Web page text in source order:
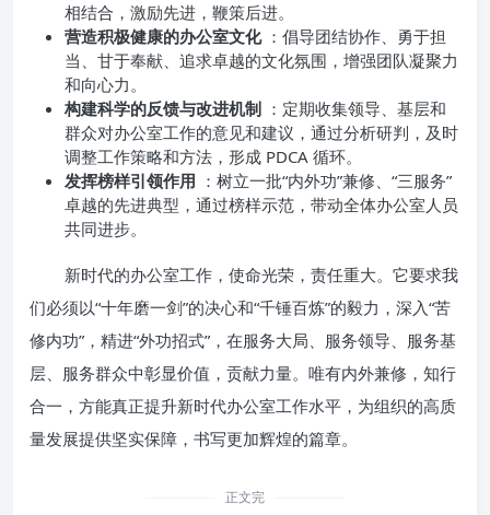
相结合，激励先进，鞭策后进。
营造积极健康的办公室文化 ：倡导团结协作、勇于担
当、甘于奉献、追求卓越的文化氛围，增强团队凝聚力
和向心力。
构建科学的反馈与改进机制 ：定期收集领导、基层和
群众对办公室工作的意见和建议，通过分析研判，及时
调整工作策略和方法，形成 PDCA 循环。
发挥榜样引领作用 ：树立一批“内外功”兼修、“三服务”
卓越的先进典型，通过榜样示范，带动全体办公室人员
共同进步。
新时代的办公室工作，使命光荣，责任重大。它要求我
们必须以“十年磨一剑”的决心和“千锤百炼”的毅力，深入“苦
修内功”，精进“外功招式”，在服务大局、服务领导、服务基
层、服务群众中彰显价值，贡献力量。唯有内外兼修，知行
合一，方能真正提升新时代办公室工作水平，为组织的高质
量发展提供坚实保障，书写更加辉煌的篇章。
正文完